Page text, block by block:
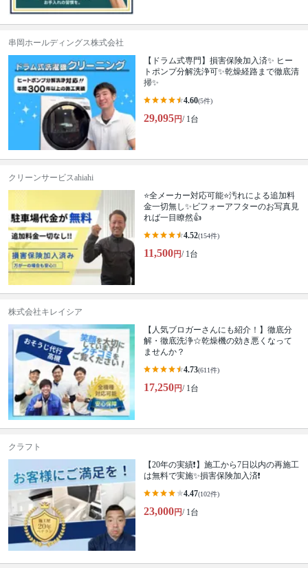
串岡ホールディングス株式会社
【ドラム式専門】損害保険加入済✨ ヒー
トポンプ分解洗浄可✨乾燥経路まで徹底清
掃✨
4.60(5件)
29,095円/ 1台
クリーンサービスahiahi
⭐全メーカー対応可能⭐汚れによる追加料
金一切無し✨ビフォーアフターのお写真見
れば一目瞭然👍
4.52(154件)
11,500円/ 1台
株式会社キレイシア
【人気ブロガーさんにも紹介！】徹底分
解・徹底洗浄☆乾燥機の効き悪くなって
ませんか？
4.73(611件)
17,250円/ 1台
クラフト
【20年の実績❗️】施工から7日以内の再施工
は無料で実施✨損害保険加入済❗️
4.47(102件)
23,000円/ 1台